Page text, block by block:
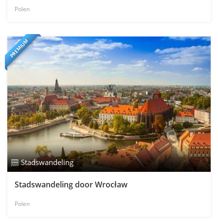
Polen
PREMIUM
Stadswandeling
Stadswandeling door Wrocław
Polen